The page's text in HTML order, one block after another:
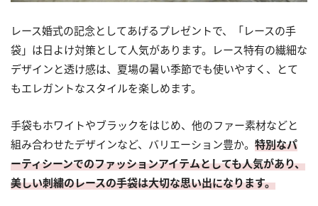
レース婚式の記念としてあげるプレゼントで、「レースの手
袋」は日よけ対策として人気があります。レース特有の繊細な
デザインと透け感は、夏場の暑い季節でも使いやすく、とて
もエレガントなスタイルを楽しめます。
手袋もホワイトやブラックをはじめ、他のファー素材などと
組み合わせたデザインなど、バリエーション豊か。 特別なパ
ーティシーンでのファッションアイテムとしても人気があり、
美しい刺繍のレースの手袋は大切な思い出になります。